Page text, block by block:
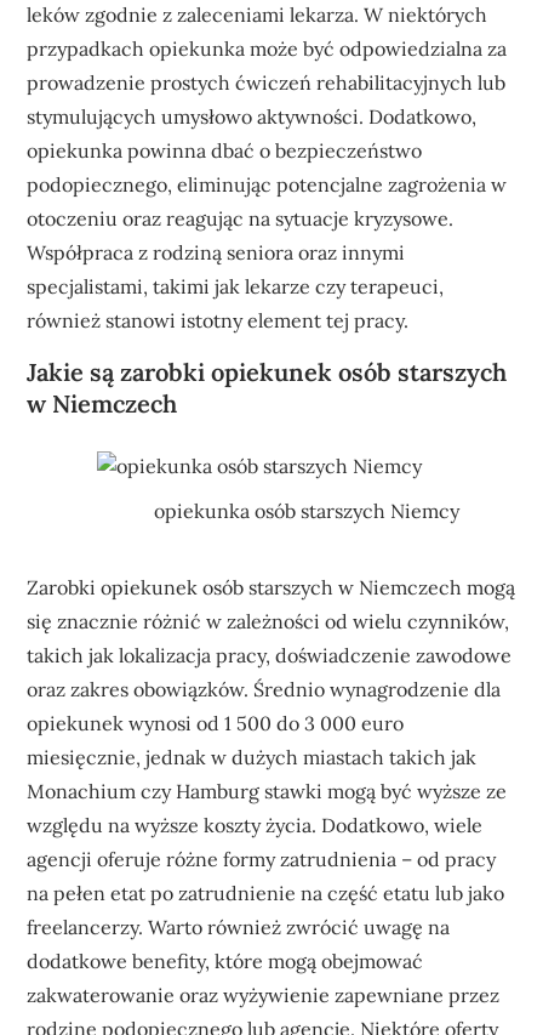
leków zgodnie z zaleceniami lekarza. W niektórych
przypadkach opiekunka może być odpowiedzialna za
prowadzenie prostych ćwiczeń rehabilitacyjnych lub
stymulujących umysłowo aktywności. Dodatkowo,
opiekunka powinna dbać o bezpieczeństwo
podopiecznego, eliminując potencjalne zagrożenia w
otoczeniu oraz reagując na sytuacje kryzysowe.
Współpraca z rodziną seniora oraz innymi
specjalistami, takimi jak lekarze czy terapeuci,
również stanowi istotny element tej pracy.
Jakie są zarobki opiekunek osób starszych
w Niemczech
opiekunka osób starszych Niemcy
Zarobki opiekunek osób starszych w Niemczech mogą
się znacznie różnić w zależności od wielu czynników,
takich jak lokalizacja pracy, doświadczenie zawodowe
oraz zakres obowiązków. Średnio wynagrodzenie dla
opiekunek wynosi od 1 500 do 3 000 euro
miesięcznie, jednak w dużych miastach takich jak
Monachium czy Hamburg stawki mogą być wyższe ze
względu na wyższe koszty życia. Dodatkowo, wiele
agencji oferuje różne formy zatrudnienia – od pracy
na pełen etat po zatrudnienie na część etatu lub jako
freelancerzy. Warto również zwrócić uwagę na
dodatkowe benefity, które mogą obejmować
zakwaterowanie oraz wyżywienie zapewniane przez
rodzinę podopiecznego lub agencję. Niektóre oferty